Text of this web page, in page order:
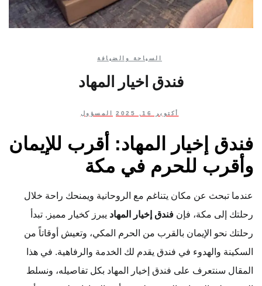
السياحة والضيافة
فندق اخيار المهاد
أكتوبر 16, 2025 المسؤول
فندق إخيار المهاد: أقرب للإيمان
وأقرب للحرم في مكة
عندما تبحث عن مكان يتناغم مع الروحانية ويمنحك راحة خلال
رحلتك إلى مكة، فإن فندق إخيار المهاد يبرز كخيار مميز. تبدأ
رحلتك نحو الإيمان بالقرب من الحرم المكي، وتعيش أوقاتاً من
السكينة والهدوء في فندق يقدم لك الخدمة والرفاهية. في هذا
المقال سنتعرف على فندق إخيار المهاد بكل تفاصيله، ونسلط